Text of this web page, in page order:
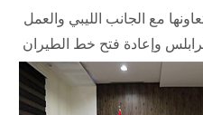
مع الجانب الليبي والعمل
وإعادة فتح خط الطيران